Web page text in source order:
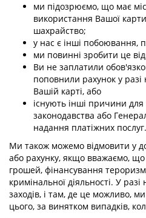
ми підозрюємо, що має
використання Вашої
шахрайство;
у нас є інші побоювання,
ми повинні зробити це
Ви не заплатили
поповнили рахунок у разі
Вашій карті, або
існують інші причини для
законодавства або
надання платіжних послуг.
Ми також можемо відмовити у
або рахунку, якщо вважаємо, що
грошей, фінансування
кримінальної діяльності. У
заходів, і там, де це можливо,
цього, за винятком випадків,